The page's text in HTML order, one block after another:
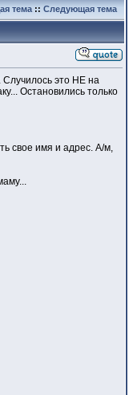
тема :: Следующая тема
Случилось это НЕ на
Остановились только
свое имя и адрес. А/м,